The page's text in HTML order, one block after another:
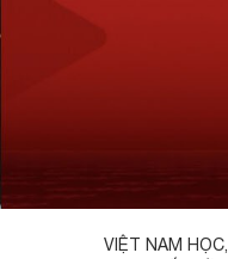
VIỆT NAM HỌC,